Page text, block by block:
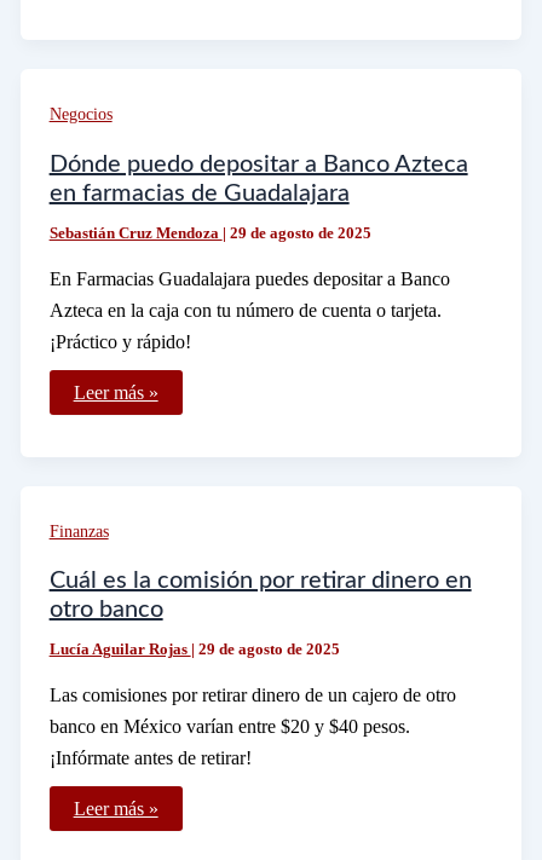
pensión
Negocios
Dónde puedo depositar a Banco Azteca
en farmacias de Guadalajara
Sebastián Cruz Mendoza | 29 de agosto de 2025
En Farmacias Guadalajara puedes depositar a Banco
Azteca en la caja con tu número de cuenta o tarjeta.
¡Práctico y rápido!
Dónde
puedo
de
Leer más »
Finanzas
Cuál es la comisión por retirar dinero en
otro banco
Lucía Aguilar Rojas | 29 de agosto de 2025
Las comisiones por retirar dinero de un cajero de otro
banco en México varían entre $20 y $40 pesos.
¡Infórmate antes de retirar!
Cuál
es
Leer más »